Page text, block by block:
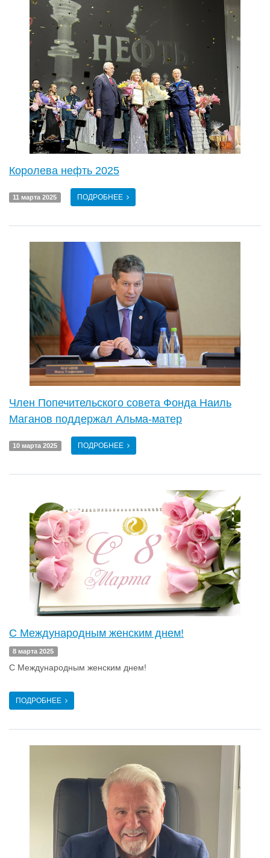
Королева нефть 2025
11 марта 2025 ПОДРОБНЕЕ
Член Попечительского совета Фонда Наиль
Маганов поддержал Альма-матер
10 марта 2025 ПОДРОБНЕЕ
C Международным женским днем!
8 марта 2025
C Международным женским днем!
ПОДРОБНЕЕ